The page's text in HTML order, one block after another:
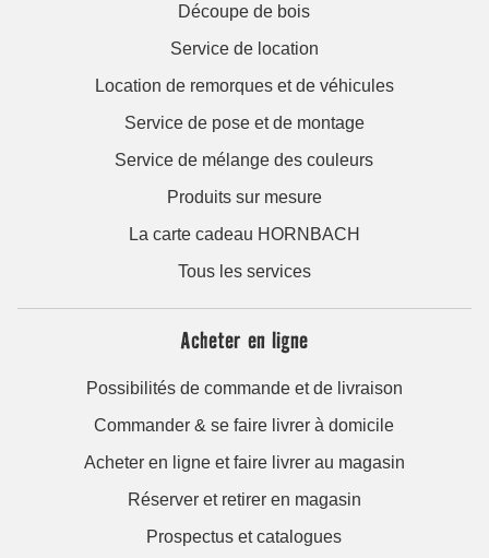
Découpe de bois
Service de location
Location de remorques et de véhicules
Service de pose et de montage
Service de mélange des couleurs
Produits sur mesure
La carte cadeau HORNBACH
Tous les services
Acheter en ligne
Possibilités de commande et de livraison
Commander & se faire livrer à domicile
Acheter en ligne et faire livrer au magasin
Réserver et retirer en magasin
Prospectus et catalogues